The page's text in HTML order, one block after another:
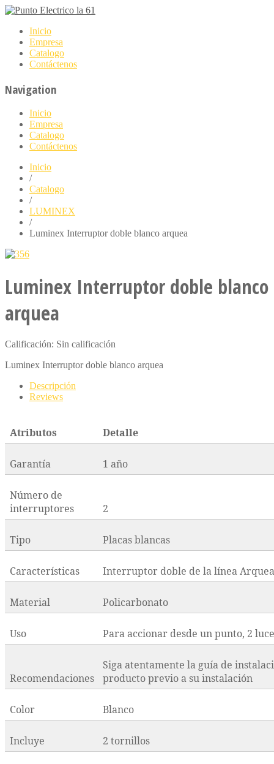
Inicio
Empresa
Catalogo
Contáctenos
Navigation
Inicio
Empresa
Catalogo
Contáctenos
Inicio
/
Catalogo
/
LUMINEX
/
Luminex Interruptor doble blanco arquea
Luminex Interruptor doble blanco
arquea
Calificación: Sin calificación
Luminex Interruptor doble blanco arquea
Descripción
Reviews
Atributos Detalle
Garantía 1 año
Número de
interruptores
2
Tipo Placas blancas
Características Interruptor doble de la línea
Material Policarbonato
Uso Para accionar desde un punto, 2
Recomendaciones
Siga atentamente la guía de
producto previo a su instalación
Color Blanco
Incluye 2 tornillos